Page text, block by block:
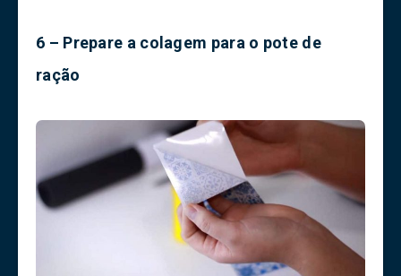
6 – Prepare a colagem para o pote de
ração